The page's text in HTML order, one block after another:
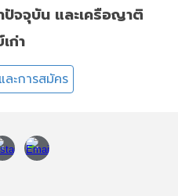
จจุบัน และเครือญาติ
ก่า
ละการสมัคร